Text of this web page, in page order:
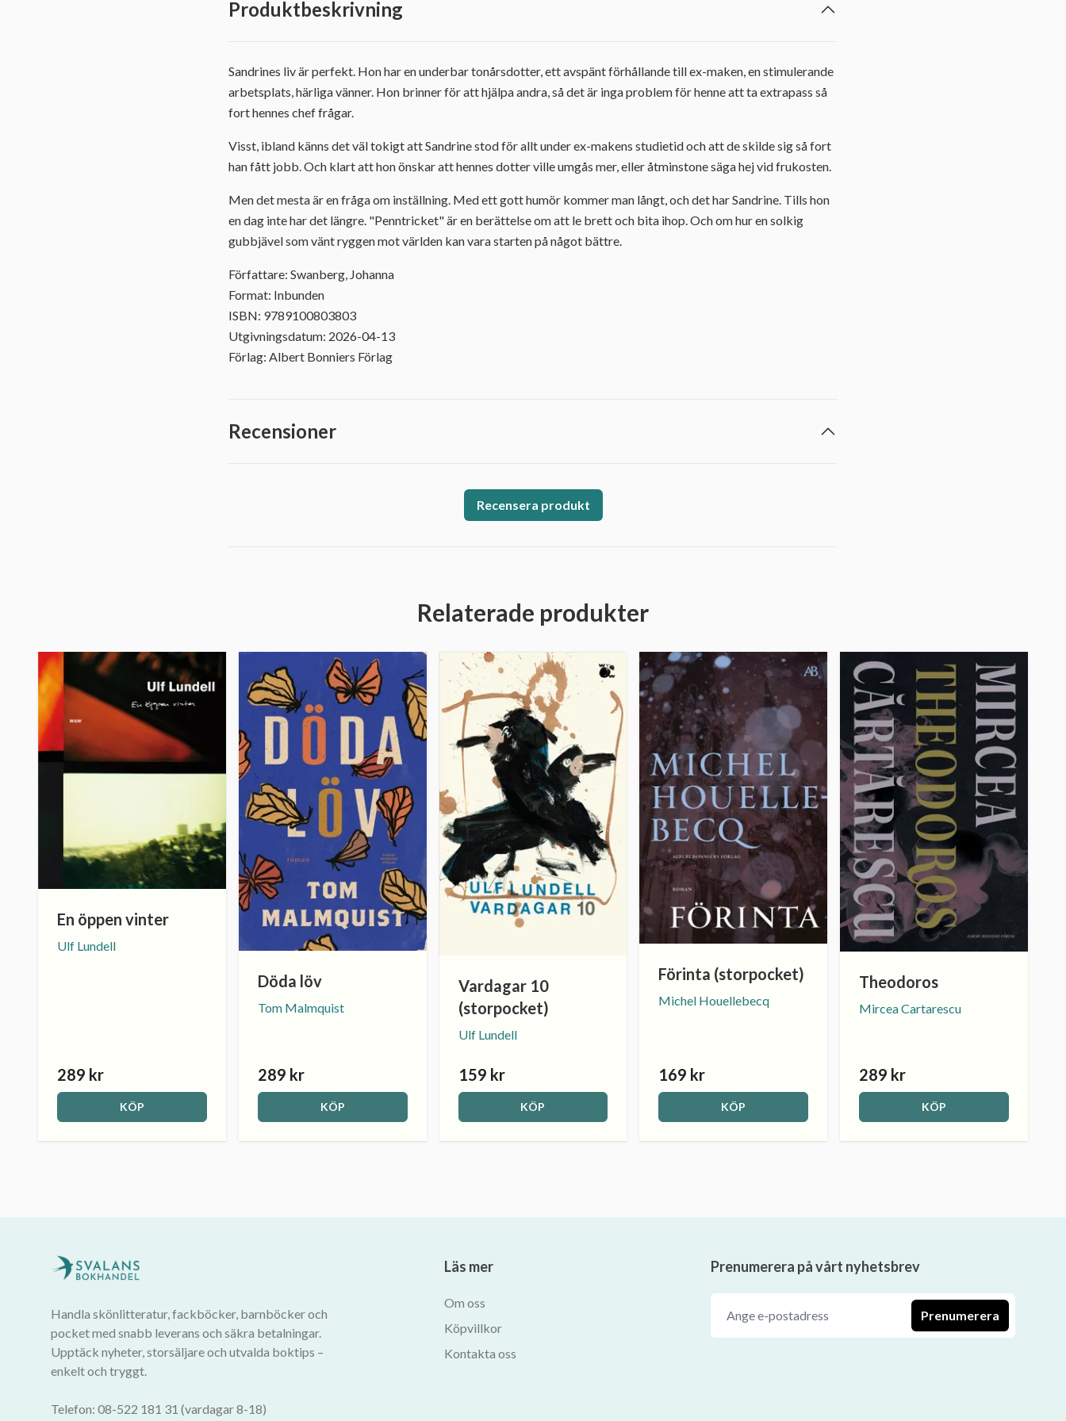
Produktbeskrivning
Sandrines liv är perfekt. Hon har en underbar tonårsdotter, ett avspänt förhållande till ex-maken, en stimulerande
arbetsplats, härliga vänner. Hon brinner för att hjälpa andra, så det är inga problem för henne att ta extrapass så
fort hennes chef frågar.
Visst, ibland känns det väl tokigt att Sandrine stod för allt under ex-makens studietid och att de skilde sig så fort
han fått jobb. Och klart att hon önskar att hennes dotter ville umgås mer, eller åtminstone säga hej vid frukosten.
Men det mesta är en fråga om inställning. Med ett gott humör kommer man långt, och det har Sandrine. Tills hon
en dag inte har det längre. "Penntricket" är en berättelse om att le brett och bita ihop. Och om hur en solkig
gubbjävel som vänt ryggen mot världen kan vara starten på något bättre.
Författare: Swanberg, Johanna
Format: Inbunden
ISBN: 9789100803803
Utgivningsdatum: 2026-04-13
Förlag: Albert Bonniers Förlag
Recensioner
Recensera produkt
Relaterade produkter
En öppen vinter
Ulf Lundell
289 kr
KÖP
Döda löv
Tom Malmquist
289 kr
KÖP
Vardagar 10
(storpocket)
Ulf Lundell
159 kr
KÖP
Förinta (storpocket)
Michel Houellebecq
169 kr
KÖP
Theodoros
Mircea Cartarescu
289 kr
KÖP
Handla skönlitteratur, fackböcker, barnböcker och
pocket med snabb leverans och säkra betalningar.
Upptäck nyheter, storsäljare och utvalda boktips –
enkelt och tryggt.
Telefon: 08-522 181 31 (vardagar 8-18)
Läs mer
Om oss
Köpvillkor
Kontakta oss
Prenumerera på vårt nyhetsbrev
Prenumerera